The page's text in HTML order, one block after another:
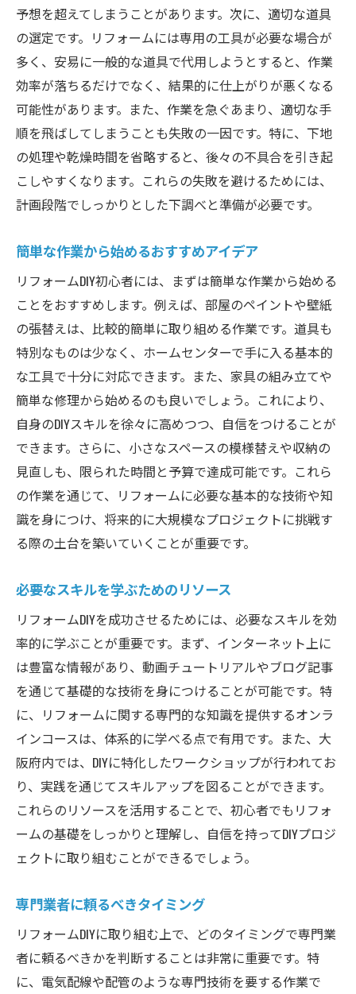
予想を超えてしまうことがあります。次に、適切な道具
の選定です。リフォームには専用の工具が必要な場合が
多く、安易に一般的な道具で代用しようとすると、作業
効率が落ちるだけでなく、結果的に仕上がりが悪くなる
可能性があります。また、作業を急ぐあまり、適切な手
順を飛ばしてしまうことも失敗の一因です。特に、下地
の処理や乾燥時間を省略すると、後々の不具合を引き起
こしやすくなります。これらの失敗を避けるためには、
計画段階でしっかりとした下調べと準備が必要です。
簡単な作業から始めるおすすめアイデア
リフォームDIY初心者には、まずは簡単な作業から始める
ことをおすすめします。例えば、部屋のペイントや壁紙
の張替えは、比較的簡単に取り組める作業です。道具も
特別なものは少なく、ホームセンターで手に入る基本的
な工具で十分に対応できます。また、家具の組み立てや
簡単な修理から始めるのも良いでしょう。これにより、
自身のDIYスキルを徐々に高めつつ、自信をつけることが
できます。さらに、小さなスペースの模様替えや収納の
見直しも、限られた時間と予算で達成可能です。これら
の作業を通じて、リフォームに必要な基本的な技術や知
識を身につけ、将来的に大規模なプロジェクトに挑戦す
る際の土台を築いていくことが重要です。
必要なスキルを学ぶためのリソース
リフォームDIYを成功させるためには、必要なスキルを効
率的に学ぶことが重要です。まず、インターネット上に
は豊富な情報があり、動画チュートリアルやブログ記事
を通じて基礎的な技術を身につけることが可能です。特
に、リフォームに関する専門的な知識を提供するオンラ
インコースは、体系的に学べる点で有用です。また、大
阪府内では、DIYに特化したワークショップが行われてお
り、実践を通じてスキルアップを図ることができます。
これらのリソースを活用することで、初心者でもリフォ
ームの基礎をしっかりと理解し、自信を持ってDIYプロジ
ェクトに取り組むことができるでしょう。
専門業者に頼るべきタイミング
リフォームDIYに取り組む上で、どのタイミングで専門業
者に頼るべきかを判断することは非常に重要です。特
に、電気配線や配管のような専門技術を要する作業で